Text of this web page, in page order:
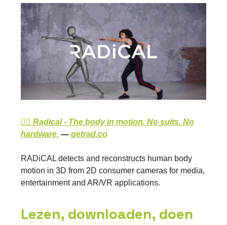
👉🏽 Radical - The body in motion. No suits. No
hardware. — getrad.co
RADiCAL detects and reconstructs human body
motion in 3D from 2D consumer cameras for media,
entertainment and AR/VR applications.
Lezen, downloaden, doen